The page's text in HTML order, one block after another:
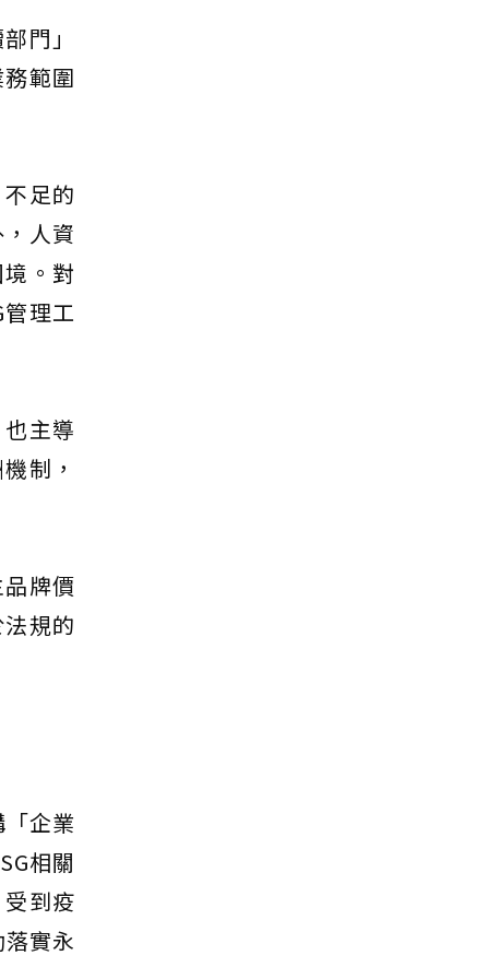
門」
範圍
足的
人資
。對
理工
主導
制，
牌價
規的
企業
相關
到疫
實永